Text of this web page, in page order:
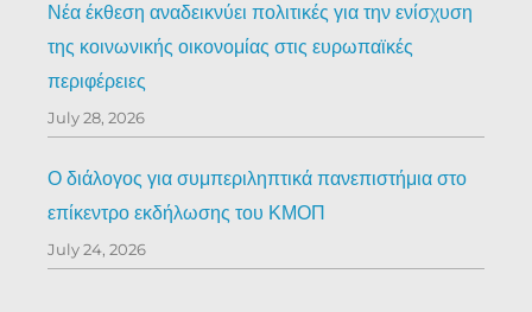
Νέα έκθεση αναδεικνύει πολιτικές για την ενίσχυση
της κοινωνικής οικονομίας στις ευρωπαϊκές
περιφέρειες
July 28, 2026
Ο διάλογος για συμπεριληπτικά πανεπιστήμια στο
επίκεντρο εκδήλωσης του ΚΜΟΠ
July 24, 2026